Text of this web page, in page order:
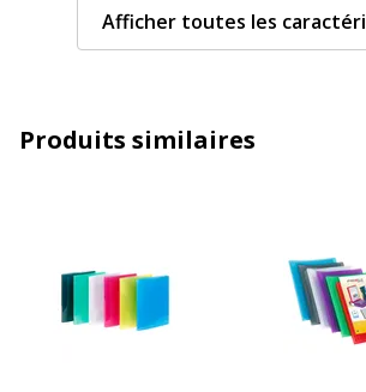
Caractéristiques techniques
Caractéristiques techniques
Couleur
Format pris en charge A4 (210 x
Matériau(x) du produit
Afficher toutes les
Produits similaires